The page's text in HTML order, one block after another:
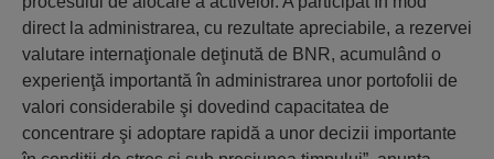
direct la administrarea, cu rezultate apreciabile, a rezervei
valutare internaţionale deţinută de BNR, acumulând o
experienţă importantă în administrarea unor portofolii de
valori considerabile şi dovedind capacitatea de
concentrare şi adoptare rapidă a unor decizii importante